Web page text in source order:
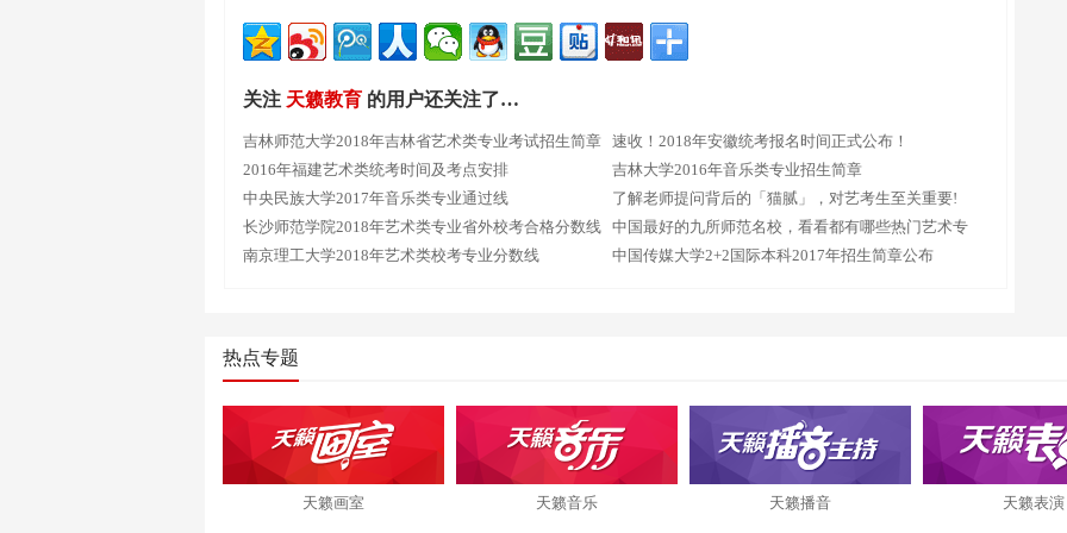
关注 天籁教育 的用户还关注了…
吉林师范大学2018年吉林省艺术类专业考试招生简章
2016年福建艺术类统考时间及考点安排
中央民族大学2017年音乐类专业通过线
长沙师范学院2018年艺术类专业省外校考合格分数线
南京理工大学2018年艺术类校考专业分数线
速收！2018年安徽统考报名时间正式公布！
吉林大学2016年音乐类专业招生简章
了解老师提问背后的「猫腻」，对艺考生至关重要!
中国最好的九所师范名校，看看都有哪些热门艺术专
业！
中国传媒大学2+2国际本科2017年招生简章公布
热点专题
天籁画室 天籁音乐 天籁播音 天籁表演